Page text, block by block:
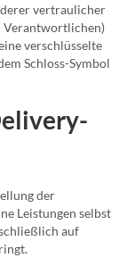
vertraulicher
Verantwortlichen)
verschlüsselte
Schloss-Symbol
der
Leistungen selbst
auf